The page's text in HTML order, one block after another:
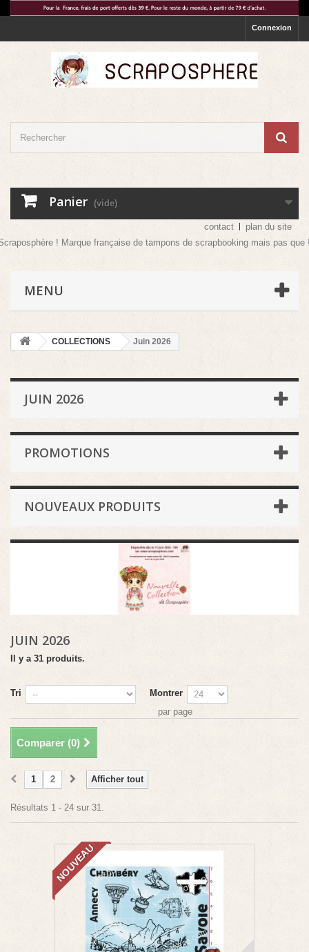
Connexion
Panier (vide)
contact
plan du site
Marque française de tampons de scrapbooking mais pas que ! Venez
MENU
COLLECTIONS Juin 2026
JUIN 2026
PROMOTIONS
NOUVEAUX PRODUITS
JUIN 2026
Il y a 31 produits.
Tri
Montrer
par page
Comparer (0)
Afficher tout
1 2
Résultats 1 - 24 sur 31.
NOUVEAU